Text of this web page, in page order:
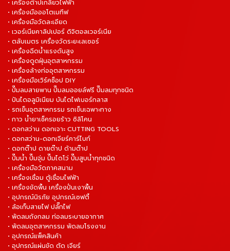
• เครื่องต๊าปเกลียวไฟฟ้า
• เครื่องมือออโตเมทีฟ
• เครื่องมือวัดละเอียด
• เวอร์เนียคาลิปเปอร์ ดิจิตอลเวอร์เนีย
• ตลับเมตร เครื่องวัดระยะเลเซอร์
• เครื่องฉีดน้ำแรงดันสูง
• เครื่องดูดฝุ่นอุตสาหกรรม
• เครื่องล้างท่ออุตสาหกรรม
• เครื่องมือเวิร์คช็อป DIY
• ปั๊มลมสายพาน ปั๊มลมออยล์ฟรี ปั๊มลมทุกชนิด
• ปันไดอลูมิเนียม บันไดไฟเบอร์กลาส
• รถเข็นอุตสาหกรรม รถเข็นเฉพาะทาง
• กาว น้ำยาเช็ครอยร้าว ซิลิโคน
• ดอกสว่าน ดอกเจาะ CUTTING TOOLS
• ดอกสว่าน-ดอกเจียร์คาร์ไบท์
• ดอกต๊าป ดายต๊าป ด้ามต๊าป
• ปั๊มน้ำ ปั๊มจุ่ม ปั๊มไดโว่ ปั๊มสูบน้ำทุกชนิด
• เครื่องมือวัดภาคสนาม
• เครื่องเชื่อม ตู้เชื่อมไฟฟ้า
• เครื่องขัดพื้น เครื่องปั่นเงาพื้น
• อุปกรณ์นิรภัย อุปกรณ์เซฟตี้
• ล้อเก็บสายไฟ ปลั๊กไฟ
• พัดลมถังกลม ท่อลมระบายอากาศ
• พัดลมอุตสาหกรรม พัดลมโรงงาน
• อุปกรณ์แพ็คสินค้า
• อุปกรณ์แผ่นขัด ตัด เจียร์